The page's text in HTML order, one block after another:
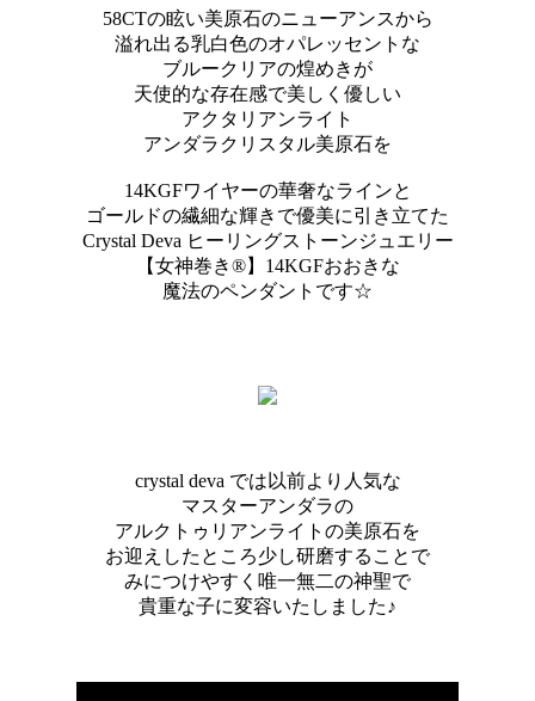
58CTの眩い美原石のニューアンスから
溢れ出る乳白色のオパレッセントな
ブルークリアの煌めきが
天使的な存在感で美しく優しい
アクタリアンライト
アンダラクリスタル美原石を
14KGFワイヤーの華奢なラインと
ゴールドの繊細な輝きで優美に引き立てた
Crystal Deva ヒーリングストーンジュエリー
【女神巻き®】14KGFおおきな
魔法のペンダントです☆
crystal deva では以前より人気な
マスターアンダラの
アルクトゥリアンライトの美原石を
お迎えしたところ少し研磨することで
みにつけやすく唯一無二の神聖で
貴重な子に変容いたしました♪